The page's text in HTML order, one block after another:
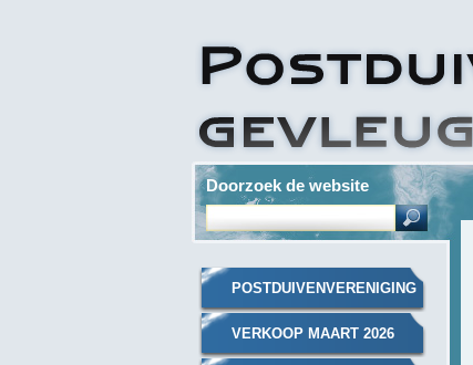
POSTDUIVENVERENIGING
- GEVLEUGELDE
VERKOOP MAART 2026
Doorzoek de website